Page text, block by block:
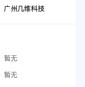
广州几维科技
暂无
暂无